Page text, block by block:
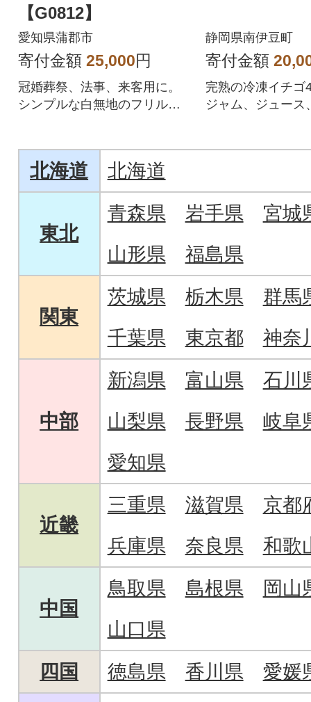
【G0812】
愛知県蒲郡市
寄付金額 25,000円
冠婚葬祭、法事、来客用に。
シンプルな白無地のフリル付
静岡県南伊豆町
寄付金額
完熟の冷凍イチゴ
ジャム、ジュース
北海道 北海道
東北
青森県 岩手県
宮城
山形県
福島県
関東
茨城県 栃木県
群馬
千葉県
東京都 神奈
中部
新潟県 富山県
石川
山梨県
長野県
岐阜
愛知県
近畿
三重県 滋賀県
京都
兵庫県
奈良県 和歌
中国
鳥取県 島根県
岡山
山口県
四国
徳島県 香川県 愛媛